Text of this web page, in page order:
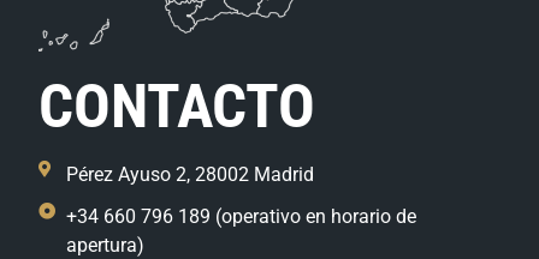
CONTACTO
Pérez Ayuso 2, 28002 Madrid
+34 660 796 189 (operativo en horario de
apertura)